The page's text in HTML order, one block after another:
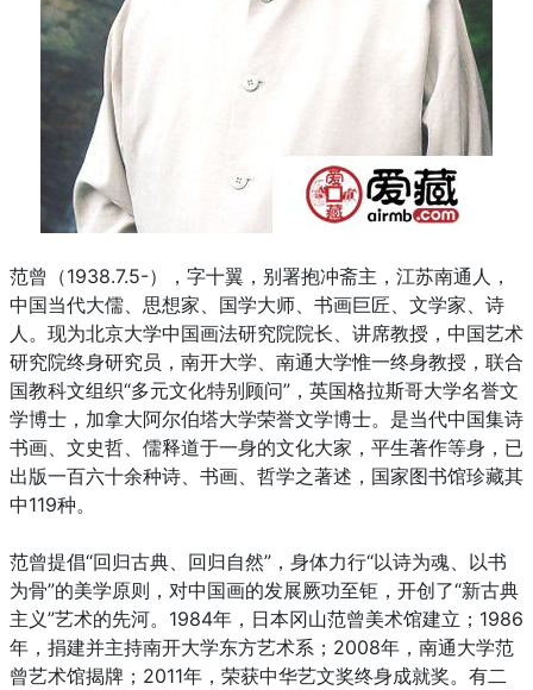
范曾（1938.7.5-），字十翼，别署抱冲斋主，江苏南通人，
中国当代大儒、思想家、国学大师、书画巨匠、文学家、诗
人。现为北京大学中国画法研究院院长、讲席教授，中国艺术
研究院终身研究员，南开大学、南通大学惟一终身教授，联合
国教科文组织“多元文化特别顾问”，英国格拉斯哥大学名誉文
学博士，加拿大阿尔伯塔大学荣誉文学博士。是当代中国集诗
书画、文史哲、儒释道于一身的文化大家，平生著作等身，已
出版一百六十余种诗、书画、哲学之著述，国家图书馆珍藏其
中119种。
范曾提倡“回归古典、回归自然”，身体力行“以诗为魂、以书
为骨”的美学原则，对中国画的发展厥功至钜，开创了“新古典
主义”艺术的先河。1984年，日本冈山范曾美术馆建立；1986
年，捐建并主持南开大学东方艺术系；2008年，南通大学范
曾艺术馆揭牌；2011年，荣获中华艺文奖终身成就奖。有二